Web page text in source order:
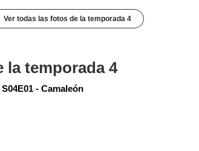
Ver todas las fotos de la temporada 4
la temporada 4
S04E01 - Camaleón